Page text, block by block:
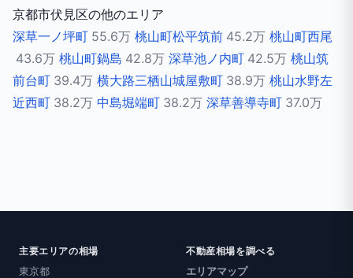
京都市伏見区の他のエリア
深草一ノ坪町 55.6万 桃山町松平筑前 45.2万 桃山町西尾
43.6万 桃山町鍋島 42.8万 深草池ノ内町 42.5万 桃山筑
前台町 39.4万 横大路三栖山城屋敷町 38.9万 桃山水野左
近西町 38.2万 中島堀端町 38.2万 深草善導寺町 37.0万
主要エリアの相場
東京都
不動産相場を調べる
エリアマップ